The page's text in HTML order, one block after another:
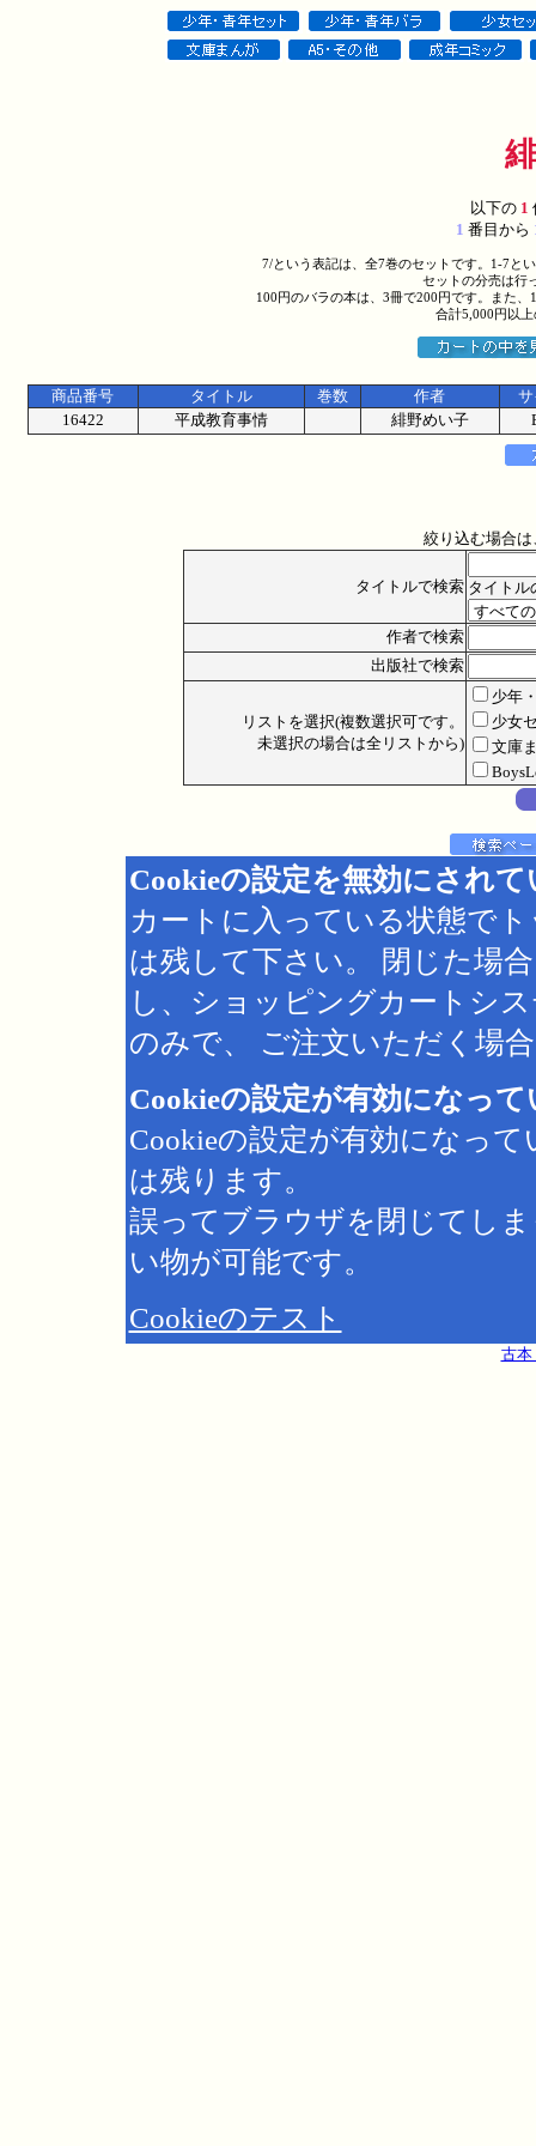
以下の1
1 番目から
7/という表記は、全7巻のセットです。1-7と
セットの分売は行
100円のバラの本は、3冊で200円です。また
合計5,000円以
商品番号 タイトル 巻数 作者
16422
平成教育事情 緋野めい子
絞り込む場合
タイトルで検索 タイトル
作者で検索
出版社で検索
リストを選択(複数選択可です。
未選択の場合は全リストから)
少年
少女
文庫
Cookieの設定を無効にされ
カートに入っている状態で
は残して下さい。 閉じた場
し、ショッピングカートシ
のみで、 ご注文いただく場
Cookieの設定が有効になっ
Cookieの設定が有効になっ
は残ります。
誤ってブラウザを閉じてし
い物が可能です。
Cookieのテスト
古本